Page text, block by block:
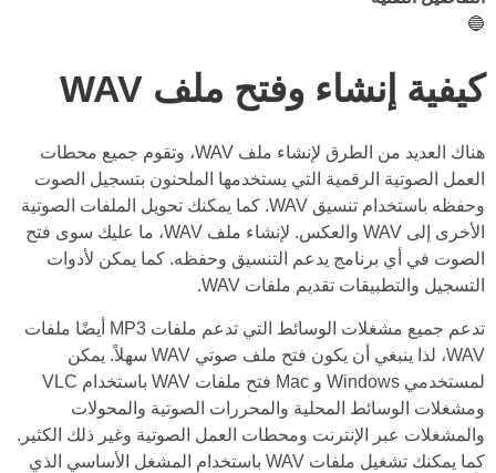
🔵
كيفية إنشاء وفتح ملف WAV
هناك العديد من الطرق لإنشاء ملف WAV، وتقوم جميع محطات
العمل الصوتية الرقمية التي يستخدمها الملحنون بتسجيل الصوت
وحفظه باستخدام تنسيق WAV. كما يمكنك تحويل الملفات الصوتية
الأخرى إلى WAV والعكس. لإنشاء ملف WAV، ما عليك سوى فتح
الصوت في أي برنامج يدعم التنسيق وحفظه. كما يمكن لأدوات
التسجيل والتطبيقات تقديم ملفات WAV.
تدعم جميع مشغلات الوسائط التي تدعم ملفات MP3 أيضًا ملفات
WAV، لذا ينبغي أن يكون فتح ملف صوتي WAV سهلاً. يمكن
لمستخدمي Windows و Mac فتح ملفات WAV باستخدام VLC
ومشغلات الوسائط المحلية والمحررات الصوتية والمحولات
والمشغلات عبر الإنترنت ومحطات العمل الصوتية وغير ذلك الكثير.
كما يمكنك تشغيل ملفات WAV باستخدام المشغل الأساسي الذي